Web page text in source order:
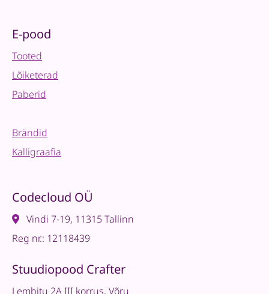
E-pood
Tooted
Lõiketerad
Paberid
Brändid
Kalligraafia
Codecloud OÜ
Vindi 7-19, 11315 Tallinn
Reg nr.: 12118439
Stuudiopood Crafter
Lembitu 2A III korrus, Võru